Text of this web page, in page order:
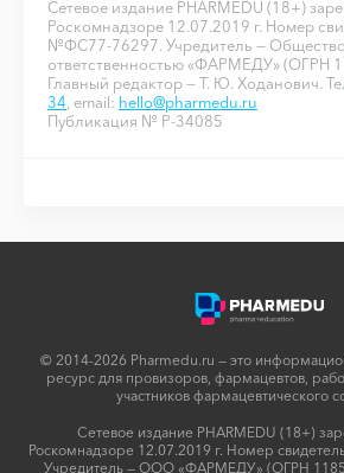
Сетевое издание PHARMEDU (18+)
Роскомнадзоре 12.07.2019 г. Номер
№ФС77-76297. Учредитель —
ответственностью «ФАРМЕДУ» (ОГРН
Главный редактор — Т. Ю. Ходанович.
34 , email: hello@pharmedu.ru
Публикация № P-34085
© 2014-2026 Pharmedu.ru — это
ресурс для провизоров, фармацевтов,
участников фармацевтического
Сетевое издание PHARMEDU (18+)
Роскомнадзоре 12.07.2019 г. Номер
Учредитель — ООО «ФАРМЕДУ» (ОГРН